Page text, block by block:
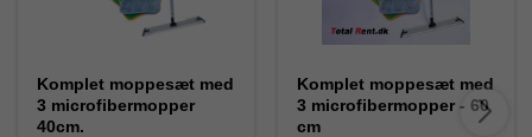
Komplet moppesæt med
3 microfibermopper
40cm.
Komplet moppesæt med
3 microfibermopper - 60
cm